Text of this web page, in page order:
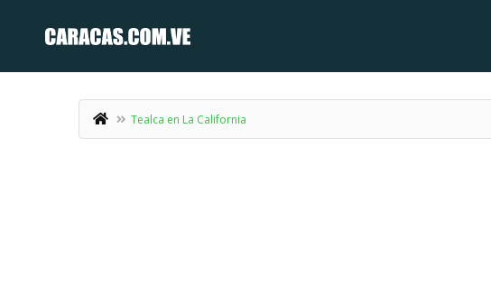
Tealca en La California